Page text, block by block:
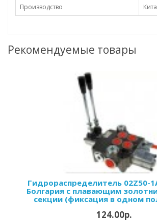
Производство
Рекомендуемые товары
Гидрораспределитель 02Z50-
Болгария с плавающим
секции (фиксация в одном
124.00р.